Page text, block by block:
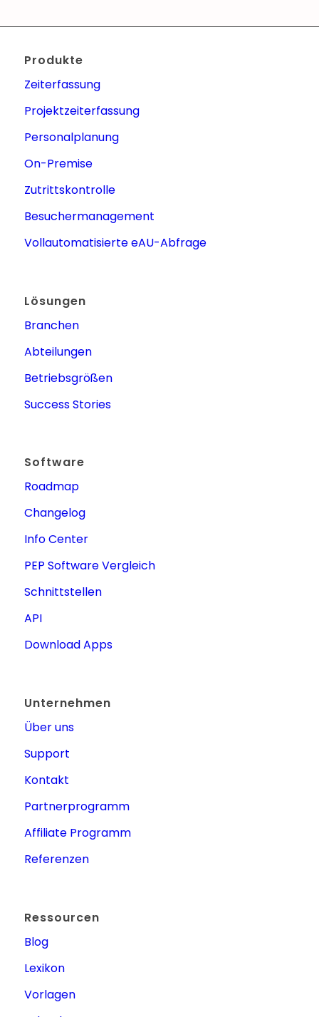
Produkte
Zeiterfassung
Projektzeiterfassung
Personalplanung
On-Premise
Zutrittskontrolle
Besuchermanagement
Vollautomatisierte eAU-Abfrage
Lösungen
Branchen
Abteilungen
Betriebsgrößen
Success Stories
Software
Roadmap
Changelog
Info Center
PEP Software Vergleich
Schnittstellen
API
Download Apps
Unternehmen
Über uns
Support
Kontakt
Partnerprogramm
Affiliate Programm
Referenzen
Ressourcen
Blog
Lexikon
Vorlagen